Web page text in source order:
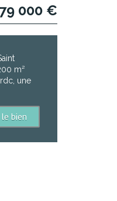
000 €
m²
une
bien